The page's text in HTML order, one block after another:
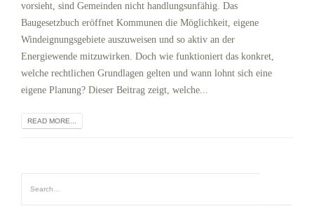
vorsieht, sind Gemeinden nicht handlungsunfähig. Das
Baugesetzbuch eröffnet Kommunen die Möglichkeit, eigene
Windeignungsgebiete auszuweisen und so aktiv an der
Energiewende mitzuwirken. Doch wie funktioniert das konkret,
welche rechtlichen Grundlagen gelten und wann lohnt sich eine
eigene Planung? Dieser Beitrag zeigt, welche...
READ MORE...